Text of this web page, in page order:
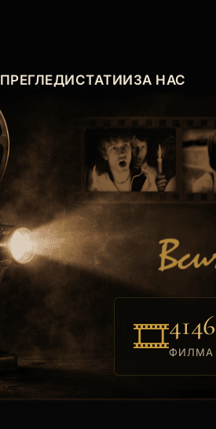
ПРЕГЛЕДИСТАТИИЗА НАС
🎞4146
ФИЛМА